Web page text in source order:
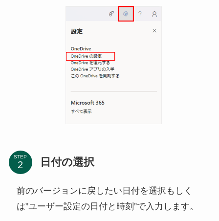
STEP 日付の選択
前のバージョンに戻したい日付を選択もしく
は”ユーザー設定の日付と時刻”で入力します。